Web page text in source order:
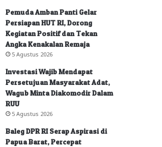
Pemuda Amban Panti Gelar
Persiapan HUT RI, Dorong
Kegiatan Positif dan Tekan
Angka Kenakalan Remaja
5 Agustus 2026
Investasi Wajib Mendapat
Persetujuan Masyarakat Adat,
Wagub Minta Diakomodir Dalam
RUU
5 Agustus 2026
Baleg DPR RI Serap Aspirasi di
Papua Barat, Percepat